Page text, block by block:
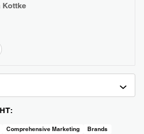
Kottke
Comprehensive Marketing
Brands